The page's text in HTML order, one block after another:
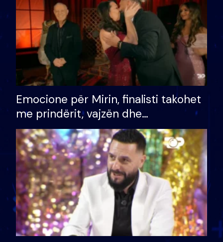
Emocione për Mirin, finalisti takohet
me prindërit, vajzën dhe
bashkëshorten: S’kemi ndonjë letër
divorci apo jo?